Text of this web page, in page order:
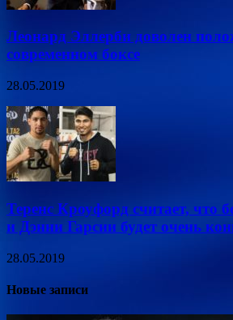
Леонард Эллерби доволен
современном боксе
28.05.2019
Теренс Кроуфорд считает, что
и Дэнни Гарсии будет очень
28.05.2019
Новые записи